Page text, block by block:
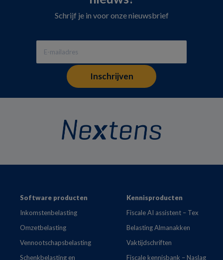
Schrijf je in voor onze nieuwsbrief
FooterSoftware producten
Inkomstenbelasting
Omzetbelasting
Vennootschapsbelasting
Schenkbelasting en
Kennisproducten
Fiscale AI assistent – Tex
Belasting Almanakken
Vaktijdschriften
Fiscale kennisbank – Naslag